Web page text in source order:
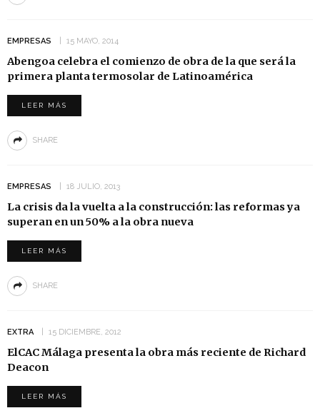
EMPRESAS 15 MAYO, 2014
Abengoa celebra el comienzo de obra de la que será la
primera planta termosolar de Latinoamérica
LEER MÁS
SHARE
EMPRESAS 18 JULIO, 2013
La crisis da la vuelta a la construcción: las reformas ya
superan en un 50% a la obra nueva
LEER MÁS
SHARE
EXTRA 15 DICIEMBRE, 2012
ElCAC Málaga presenta la obra más reciente de Richard
Deacon
LEER MÁS